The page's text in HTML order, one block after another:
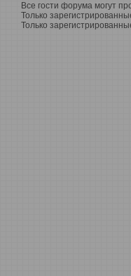
Все гости форума могут
Только
Только